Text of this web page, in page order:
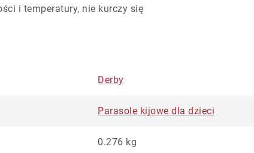
i temperatury, nie kurczy się
Derby
Parasole kijowe dla dzieci
0.276 kg